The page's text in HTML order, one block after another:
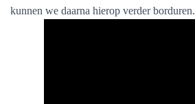
kunnen we daarna hierop verder borduren.